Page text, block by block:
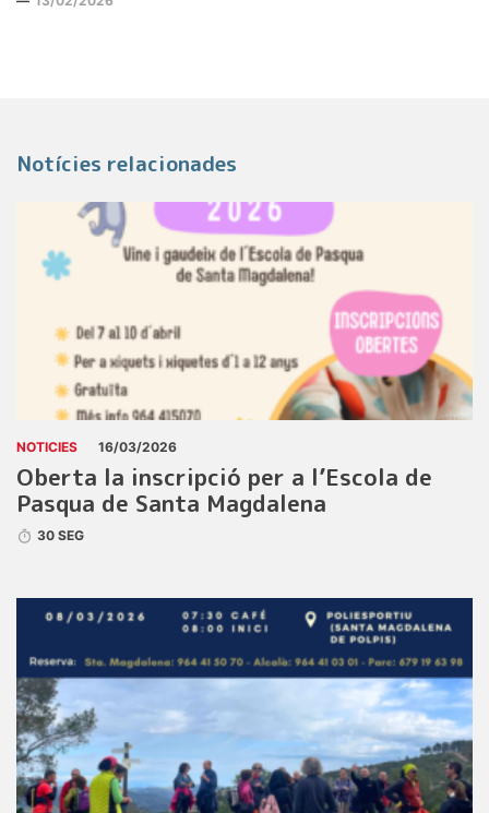
Notícies relacionades
NOTICIES 16/03/2026
Oberta la inscripció per a l’Escola de
Pasqua de Santa Magdalena
30 SEG